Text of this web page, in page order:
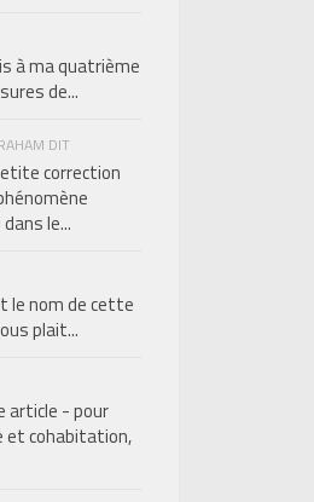
à ma quatrième
de...
DIT
correction
le...
le nom de cette
plait...
article - pour
et cohabitation,